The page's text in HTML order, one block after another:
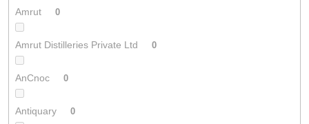
Amrut 0
Amrut Distilleries Private Ltd 0
AnCnoc 0
Antiquary 0